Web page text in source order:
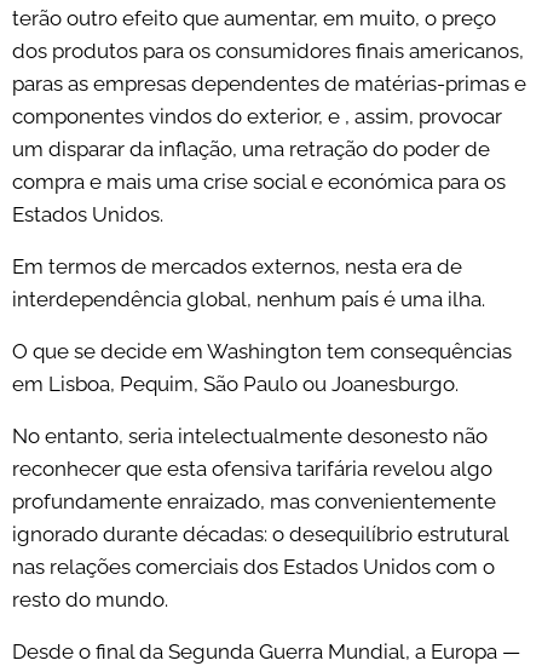
terão outro efeito que aumentar, em muito, o preço
dos produtos para os consumidores finais americanos,
paras as empresas dependentes de matérias-primas e
componentes vindos do exterior, e , assim, provocar
um disparar da inflação, uma retração do poder de
compra e mais uma crise social e económica para os
Estados Unidos.
Em termos de mercados externos, nesta era de
interdependência global, nenhum país é uma ilha.
O que se decide em Washington tem consequências
em Lisboa, Pequim, São Paulo ou Joanesburgo.
No entanto, seria intelectualmente desonesto não
reconhecer que esta ofensiva tarifária revelou algo
profundamente enraizado, mas convenientemente
ignorado durante décadas: o desequilíbrio estrutural
nas relações comerciais dos Estados Unidos com o
resto do mundo.
Desde o final da Segunda Guerra Mundial, a Europa —